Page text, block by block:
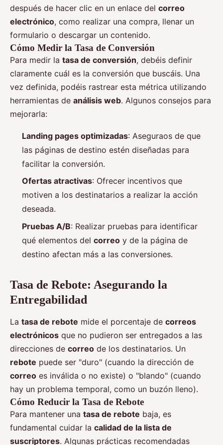
después de hacer clic en un enlace del correo
electrónico, como realizar una compra, llenar un
formulario o descargar un contenido.
Cómo Medir la Tasa de Conversión
Para medir la tasa de conversión, debéis definir
claramente cuál es la conversión que buscáis. Una
vez definida, podéis rastrear esta métrica utilizando
herramientas de análisis web. Algunos consejos para
mejorarla:
Landing pages optimizadas: Aseguraos de que
las páginas de destino estén diseñadas para
facilitar la conversión.
Ofertas atractivas: Ofrecer incentivos que
motiven a los destinatarios a realizar la acción
deseada.
Pruebas A/B: Realizar pruebas para identificar
qué elementos del correo y de la página de
destino afectan más a las conversiones.
Tasa de Rebote: Asegurando la
Entregabilidad
La tasa de rebote mide el porcentaje de correos
electrónicos que no pudieron ser entregados a las
direcciones de correo de los destinatarios. Un
rebote puede ser "duro" (cuando la dirección de
correo es inválida o no existe) o "blando" (cuando
hay un problema temporal, como un buzón lleno).
Cómo Reducir la Tasa de Rebote
Para mantener una tasa de rebote baja, es
fundamental cuidar la calidad de la lista de
suscriptores. Algunas prácticas recomendadas